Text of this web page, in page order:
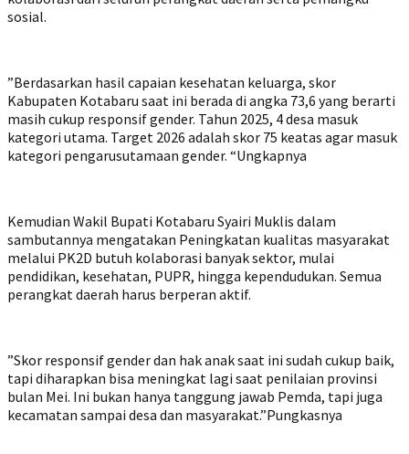
sosial.
‎”Berdasarkan hasil capaian kesehatan keluarga, skor
Kabupaten Kotabaru saat ini berada di angka 73,6 yang berarti
masih cukup responsif gender. Tahun 2025, 4 desa masuk
kategori utama. Target 2026 adalah skor 75 keatas agar masuk
kategori pengarusutamaan gender. “Ungkapnya
‎Kemudian Wakil Bupati Kotabaru Syairi Muklis dalam
sambutannya mengatakan Peningkatan kualitas masyarakat
melalui PK2D butuh kolaborasi banyak sektor, mulai
pendidikan, kesehatan, PUPR, hingga kependudukan. Semua
perangkat daerah harus berperan aktif.
‎”Skor responsif gender dan hak anak saat ini sudah cukup baik,
tapi diharapkan bisa meningkat lagi saat penilaian provinsi
bulan Mei. Ini bukan hanya tanggung jawab Pemda, tapi juga
kecamatan sampai desa dan masyarakat.”Pungkasnya